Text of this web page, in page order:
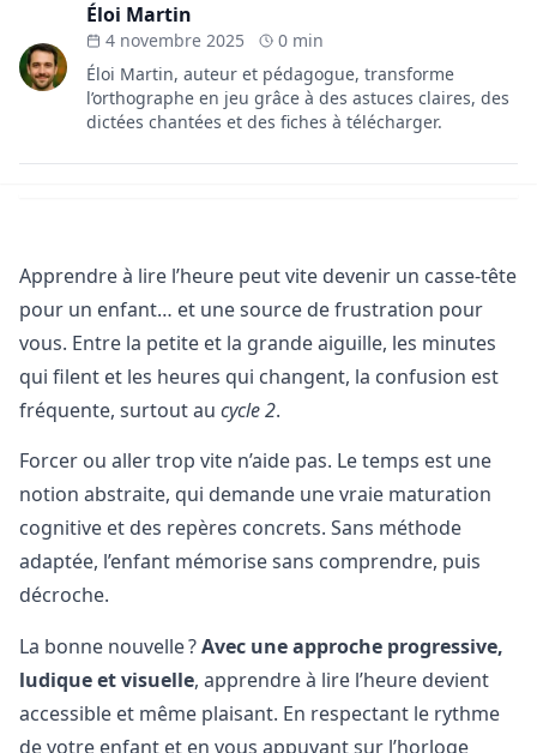
Éloi Martin
4 novembre 2025
0 min
Éloi Martin, auteur et pédagogue, transforme
l’orthographe en jeu grâce à des astuces claires, des
dictées chantées et des fiches à télécharger.
Apprendre à lire l’heure peut vite devenir un casse-tête
pour un enfant… et une source de frustration pour
vous. Entre la petite et la grande aiguille, les minutes
qui filent et les heures qui changent, la confusion est
fréquente, surtout au cycle 2.
Forcer ou aller trop vite n’aide pas. Le temps est une
notion abstraite, qui demande une vraie maturation
cognitive et des repères concrets. Sans méthode
adaptée, l’enfant mémorise sans comprendre, puis
décroche.
La bonne nouvelle ?Avec une approche progressive,
ludique et visuelle, apprendre à lire l’heure devient
accessible et même plaisant. En respectant le rythme
de votre enfant et en vous appuyant sur l’horloge